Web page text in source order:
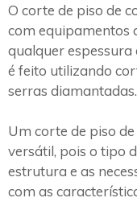
O corte de piso de
com equipamentos
qualquer
é feito utilizando
serras diamantadas.
Um corte de piso
versátil, pois o tipo
estrutura e as
com as